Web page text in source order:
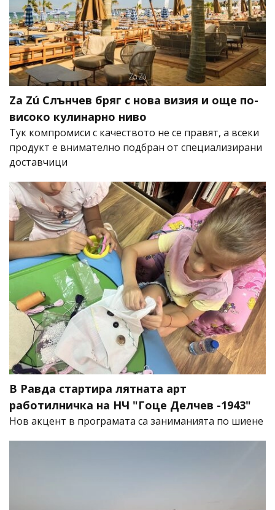
Za Zú Слънчев бряг с нова визия и още по-
високо кулинарно ниво
Тук компромиси с качеството не се правят, а всеки
продукт е внимателно подбран от специализирани
доставчици
В Равда стартира лятната арт
работилничка на НЧ "Гоце Делчев -1943"
Нов акцент в програмата са заниманията по шиене